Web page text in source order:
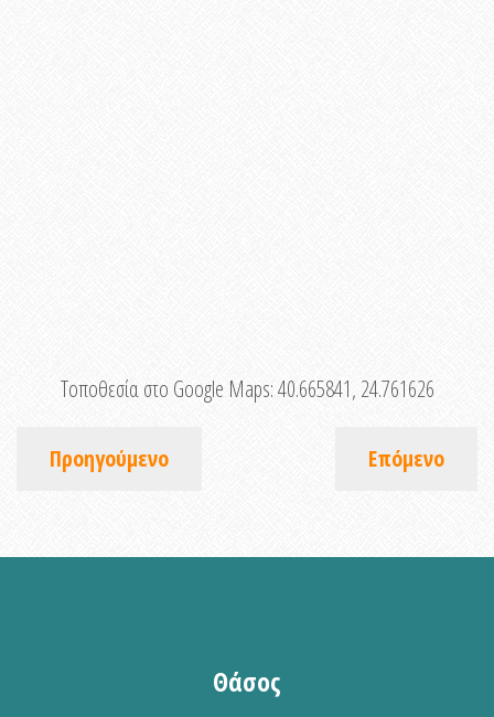
Τοποθεσία στο Google Maps:40.665841, 24.761626
Προηγούμενο Επόμενο
Θάσος